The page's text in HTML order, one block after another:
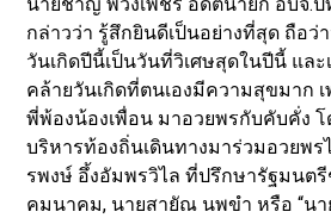
นายชาญ พวงเพ็ชร์ อดีตนายก อบจ.ป
กล่าวว่า รู้สึกยินดีเป็นอย่างที่สุด ถือว่
วันเกิดปีนี้เป็นวันที่วิเศษสุดในปีนี้ แล
คล้ายวันเกิดที่ตนเองมีความสุขมาก
พี่พ้องน้องเพื่อน มาอวยพรกับคับคั่ง
บริหารท้องถิ่นเดินทางมาร่วมอวยพ
รพงษ์ อึ้งอัมพรวิไล ที่ปรึกษารัฐมนตรี
คมนาคม, นายสายัณ นพขำ หรือ “นา